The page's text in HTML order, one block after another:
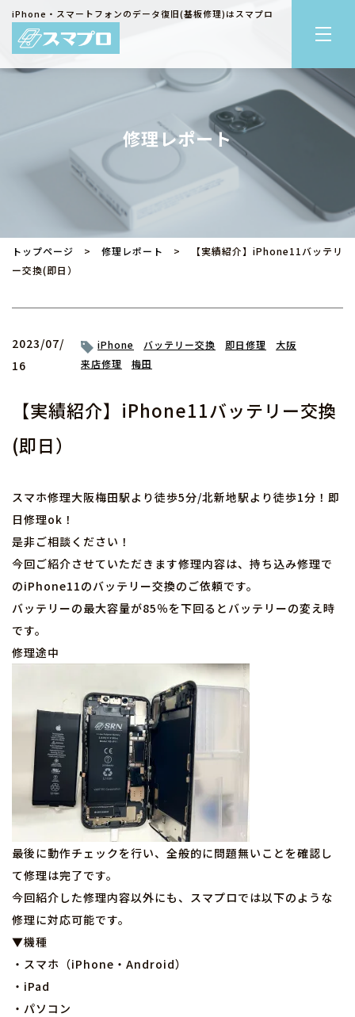
iPhone・スマートフォンのデータ復旧(基板修理)はスマプロ
修理レポート
トップページ > 修理レポート
> 【実績紹介】iPhone11バッテリ
ー交換(即日）
2023/07/
16
iPhone バッテリー交換 即日修理
大阪
来店修理
梅田
【実績紹介】iPhone11バッテリー交換
(即日）
スマホ修理大阪梅田駅より徒歩5分/北新地駅より徒歩1分！即
日修理ok！
是非ご相談ください！
今回ご紹介させていただきます修理内容は、持ち込み修理で
のiPhone11のバッテリー交換のご依頼です。
バッテリーの最大容量が85％を下回るとバッテリーの変え時
です。
修理途中
最後に動作チェックを行い、全般的に問題無いことを確認し
て修理は完了です。
今回紹介した修理内容以外にも、スマプロでは以下のような
修理に対応可能です。
▼機種
・スマホ（iPhone・Android）
・iPad
・パソコン